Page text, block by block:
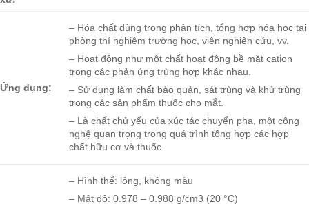
Ứng dụng:
– Hóa chất dùng trong phân tích, tổng hợp hóa học tại
phòng thí nghiệm trường học, viện nghiên cứu, vv.
– Hoạt động như một chất hoạt động bề mặt cation
trong các phản ứng trùng hợp khác nhau.
– Sử dụng làm chất bảo quản, sát trùng và khử trùng
trong các sản phẩm thuốc cho mắt.
– Là chất chủ yếu của xúc tác chuyển pha, một công
nghệ quan trọng trong quá trình tổng hợp các hợp
chất hữu cơ và thuốc.
– Hình thể: lỏng, không màu
– Mật độ: 0.978 – 0.988 g/cm3 (20 °C)